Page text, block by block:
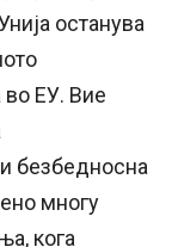
останува
во ЕУ. Вие
безбедносна
многу
кога